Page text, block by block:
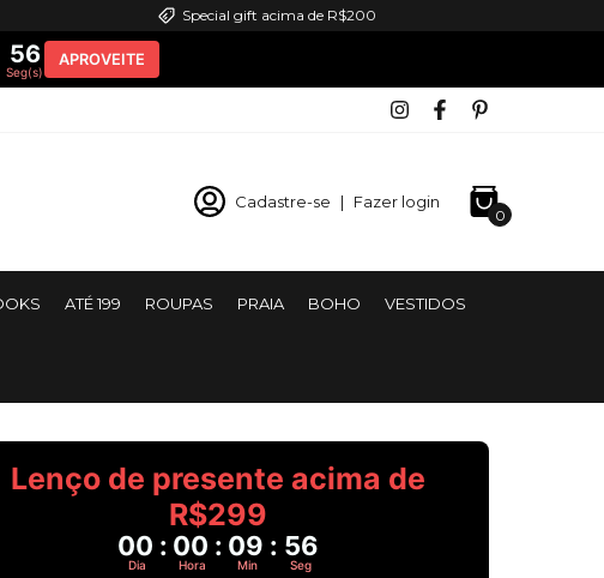
Special gift acima de R$200
55
Seg(s)
APROVEITE
Cadastre-se | Fazer login
0
ATÉ 199 ROUPAS PRAIA BOHO VESTIDOS
Lenço de presente acima de
R$299
00 : 00 : 09 : 55
Dia Hora Min Seg